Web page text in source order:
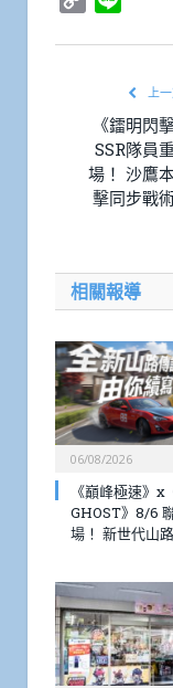
上
《鐳明閃
SSR隊員
場！ 沙鷹
擊同步戰
相關報導
06/08/2026
《巔峰極速》x
GHOST》8/6
場！ 新世代山